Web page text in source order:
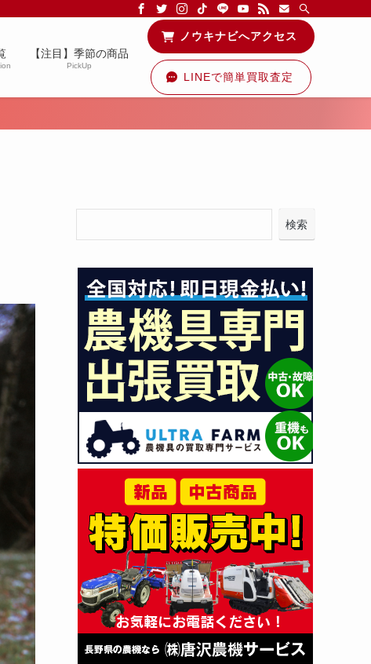
る情報を配信中です！
【注目】季節の商品
PickUp
ノウキナビへアクセス
LINEで簡単買取査定
検索